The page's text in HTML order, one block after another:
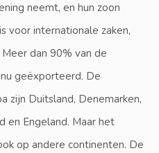
neemt, en hun zoon
voor internationale zaken,
dan 90% van de
geëxporteerd. De
zijn Duitsland, Denemarken,
en Engeland. Maar het
op andere continenten. De